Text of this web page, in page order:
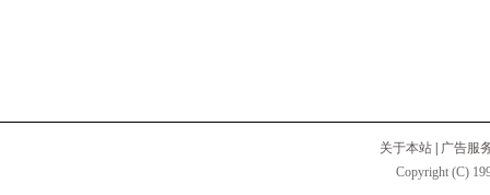
关于本站
广告服
Copyright (C)